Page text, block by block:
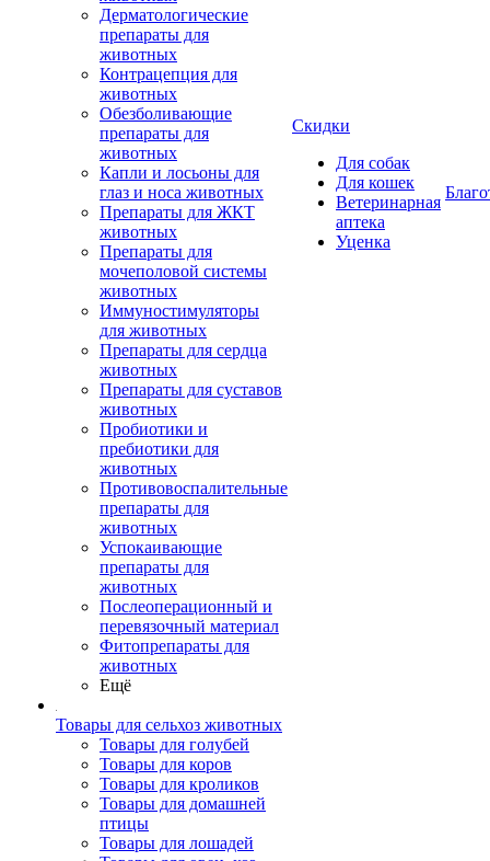
Дерматологические
препараты для
животных
Контрацепция для
животных
Обезболивающие
препараты для
животных
Капли и лосьоны для
глаз и носа животных
Препараты для ЖКТ
животных
Препараты для
мочеполовой системы
животных
Иммуностимуляторы
для животных
Препараты для сердца
животных
Препараты для суставов
животных
Пробиотики и
пребиотики для
животных
Противовоспалительные
препараты для
животных
Успокаивающие
препараты для
животных
Послеоперационный и
перевязочный материал
Фитопрепараты для
животных
Ещё
Товары для сельхоз животных
Товары для голубей
Товары для коров
Товары для кроликов
Товары для домашней
птицы
Товары для лошадей
Скидки
Для собак
Для кошек
Ветеринарная
аптека
Уценка